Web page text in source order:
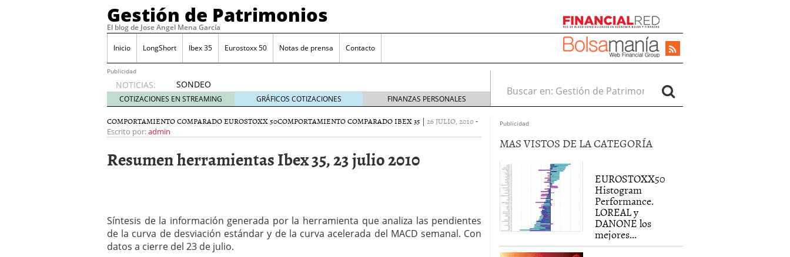
Gestión de Patrimonios
El blog de Jose Angel Mena García
Inicio LongShort Ibex 35 Eurostoxx 50 Notas de prensa Contacto
Publicidad
NOTICIAS:
SONDEO
IBEX35.
ACCESO
A LA
TODOS
LOS
2014
Comprar y vender divisas con eToro febrero 24, 2014
SONDEO DIARIO IBEX35. Distancia de los valores de IBEX35 a m?ximos
COTIZACIONES EN STREAMING GRÁFICOS COTIZACIONES FINANZAS PERSONALES
Buscar en:
COMPORTAMIENTO COMPARADO EUROSTOXX 50COMPORTAMIENTO COMPARADO IBEX 35 | 26 JULIO, 2010-
Escrito por:admin
Resumen herramientas Ibex 35, 23 julio 2010
Síntesis de la información generada por la herramienta que analiza las pendientes
de la curva de desviación estándar y de la curva acelerada del MACD semanal. Con
datos a cierre del 23 de julio.
Publicidad
MAS VISTOS DE LA CATEGORÍA
EUROSTOXX50
Histogram
Performance.
LOREAL y
DANONE los
mejores...